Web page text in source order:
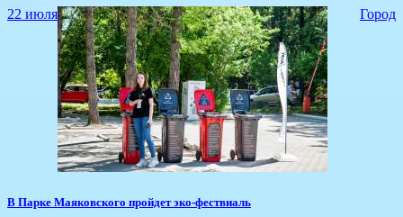
22 июля Город
​В Парке Маяковского пройдет эко-фествиаль